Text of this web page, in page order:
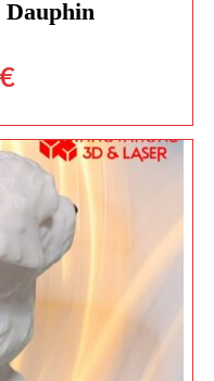
Dauphin
€